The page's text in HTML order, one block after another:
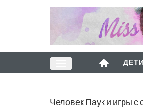
Человек Паук и игры